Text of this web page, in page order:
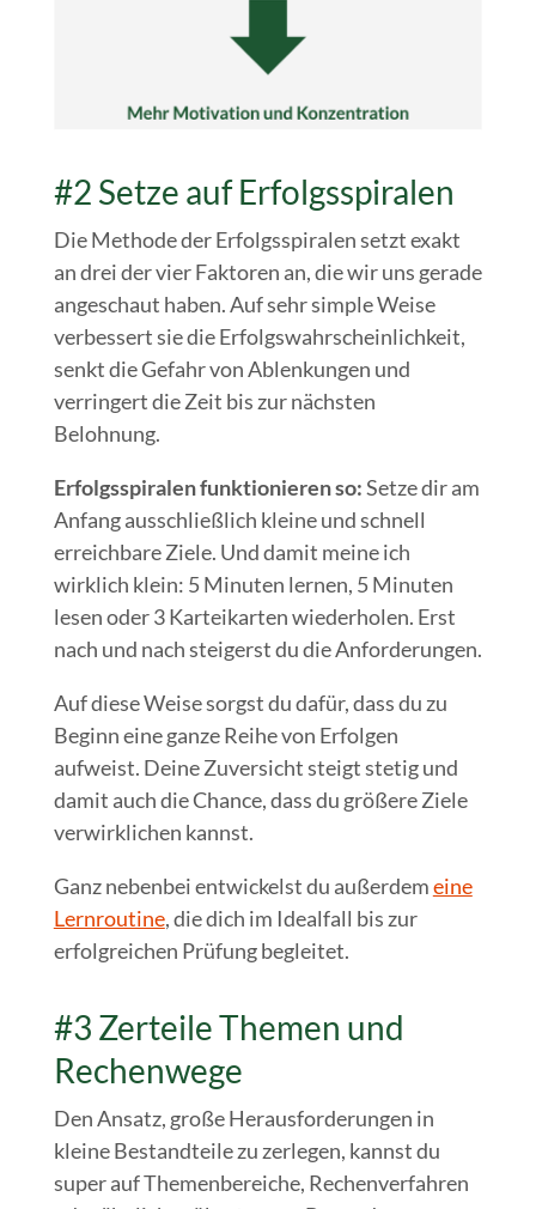
#2 Setze auf Erfolgsspiralen
Die Methode der Erfolgsspiralen setzt exakt
an drei der vier Faktoren an, die wir uns gerade
angeschaut haben. Auf sehr simple Weise
verbessert sie die Erfolgswahrscheinlichkeit,
senkt die Gefahr von Ablenkungen und
verringert die Zeit bis zur nächsten
Belohnung.
Erfolgsspiralen funktionieren so:Setze dir am
Anfang ausschließlich kleine und schnell
erreichbare Ziele. Und damit meine ich
wirklich klein: 5 Minuten lernen, 5 Minuten
lesen oder 3 Karteikarten wiederholen. Erst
nach und nach steigerst du die Anforderungen.
Auf diese Weise sorgst du dafür, dass du zu
Beginn eine ganze Reihe von Erfolgen
aufweist. Deine Zuversicht steigt stetig und
damit auch die Chance, dass du größere Ziele
verwirklichen kannst.
Ganz nebenbei entwickelst du außerdemeine
Lernroutine, die dich im Idealfall bis zur
erfolgreichen Prüfung begleitet.
#3 Zerteile Themen und
Rechenwege
Den Ansatz, große Herausforderungen in
kleine Bestandteile zu zerlegen, kannst du
super auf Themenbereiche, Rechenverfahren